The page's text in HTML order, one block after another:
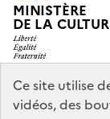
Ce site utilise
vidéos, des
MINISTÈRE
DE LA
legifrance.gouv.fr